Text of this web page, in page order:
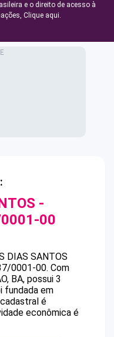
e o direito de acesso à
Clique aqui.
-
00
DIAS SANTOS
0001-00. Com
BA, possui 3
fundada em
é
econômica é